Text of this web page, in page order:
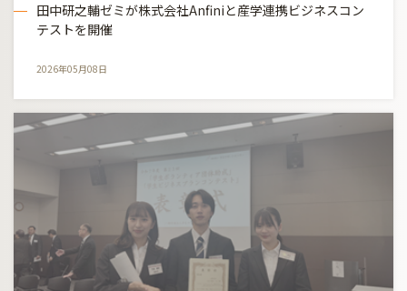
田中研之輔ゼミが株式会社Anfiniと産学連携ビジネスコン
テストを開催
2026年05月08日